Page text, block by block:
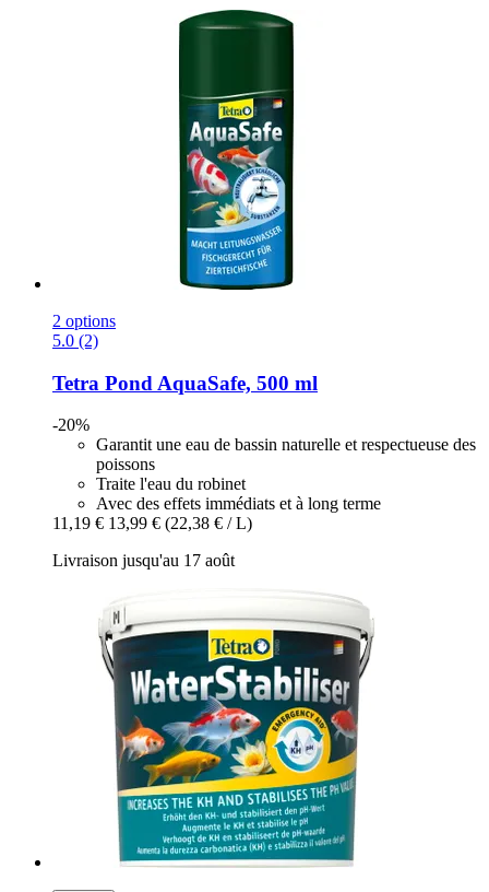
2 options
5.0 (2)
Tetra Pond AquaSafe, 500 ml
-20%
Garantit une eau de bassin naturelle et respectueuse des
poissons
Traite l'eau du robinet
Avec des effets immédiats et à long terme
11,19 € 13,99 € (22,38 € / L)
Livraison jusqu'au 17 août